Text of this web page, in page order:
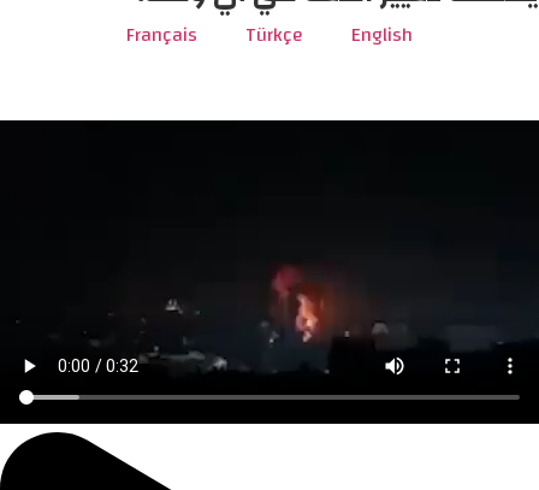
English
Türkçe
Français